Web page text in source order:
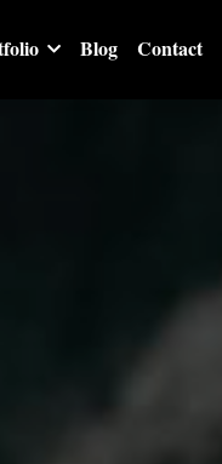
Blog Contact